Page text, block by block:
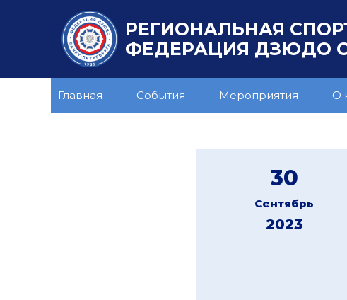
РЕГИОНАЛЬНАЯ
ФЕДЕРАЦИЯ ДЗЮДО
Главная События Мероприятия О
30
Сентябрь
2023